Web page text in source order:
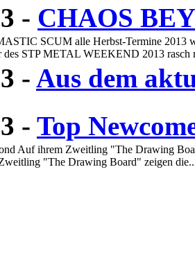
- CHAOS
SCUM alle Herbst-Termine 2013
des STP METAL WEEKEND 2013 rasch
- Aus dem
- Top
Auf ihrem Zweitling "The Drawing
"The Drawing Board" zeigen